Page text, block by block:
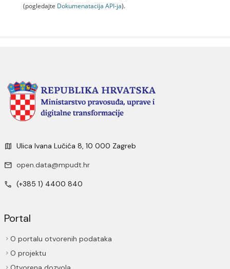
(pogledajte Dokumenаtаcijа API-jа).